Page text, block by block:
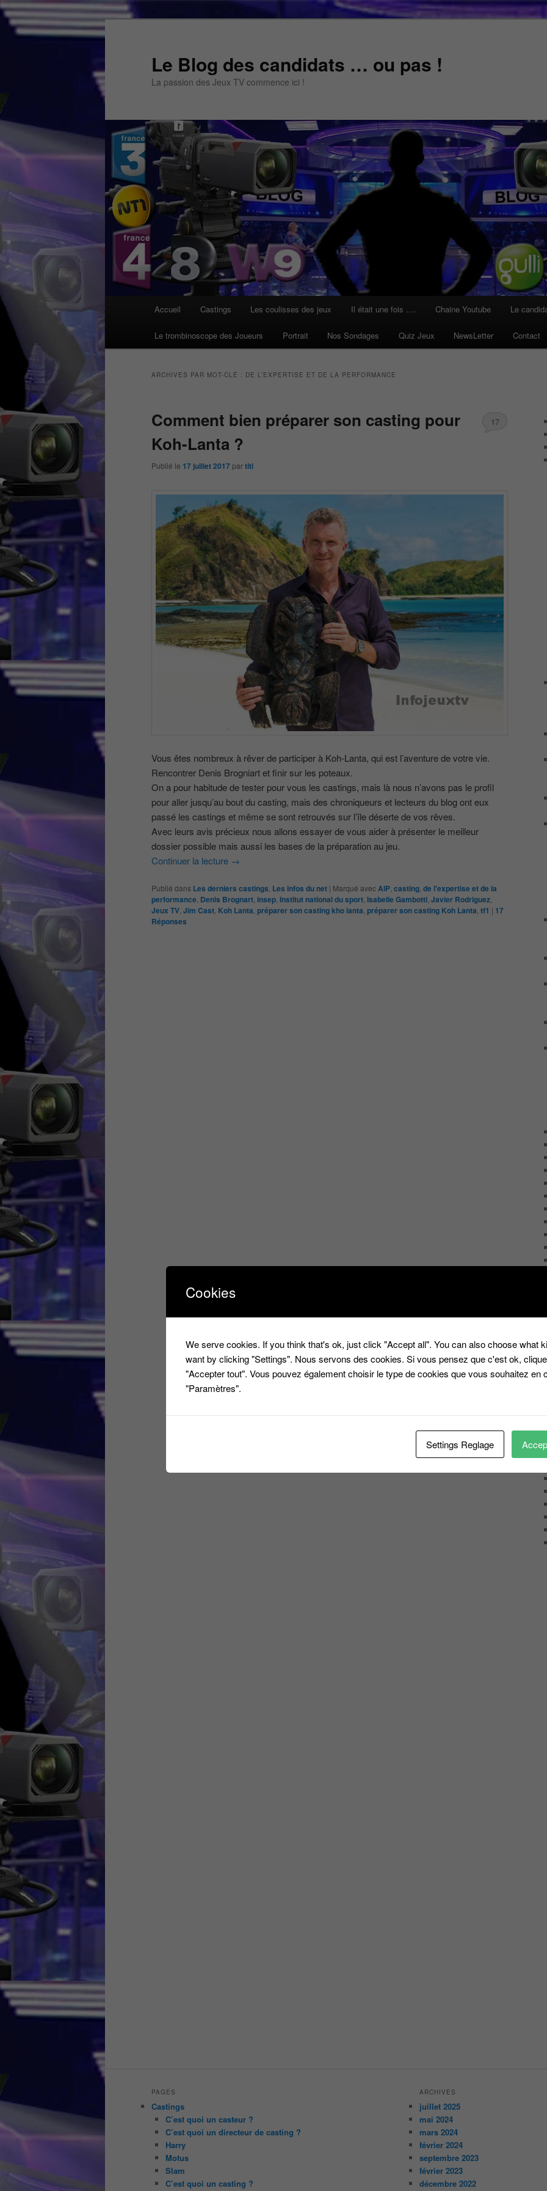
Aller
Aller
Le Blog des candidats … ou pas !
La passion des Jeux TV commence ici !
Accueil Castings Les coulisses des jeux Il était une fois …. Chaine Youtube Le
Le trombinoscope des Joueurs Portrait Nos Sondages Quiz Jeux NewsLetter Contact
ARCHIVES PAR MOT-CLÉ : DE L’EXPERTISE ET DE LA PERFORMANCE
Comment bien préparer son casting pour
Koh-Lanta ?
Publié le 17 juillet 2017 partiti
17
Vous êtes nombreux à rêver de participer à Koh-Lanta, qui est l’aventure de votre vie.
Rencontrer Denis Brogniart et finir sur les poteaux.
On a pour habitude de tester pour vous les castings, mais là nous n’avons pas le profil
pour aller jusqu’au bout du casting, mais des chroniqueurs et lecteurs du blog ont eux
passé les castings et même se sont retrouvés sur l’île déserte de vos rêves.
Avec leurs avis précieux nous allons essayer de vous aider à présenter le meilleur
dossier possible mais aussi les bases de la préparation au jeu.
Continuer la lecture →
Publié dans Les derniers castings Les infos du net | Marqué avecAlP casting de l'expertise et de la
performance Denis Brognart insep Institut national du sport Isabelle Gambotti Javier Rodriguez
Jeux TV Jim Cast Koh Lanta préparer son casting kho lanta préparer son casting Koh Lanta tf1 | 17
Réponses
PAGES
Castings
C’est quoi un casteur ?
C’est quoi un directeur de casting ?
Harry
Motus
Slam
C’est quoi un casting ?
ARCHIVES
juillet 2025
mai 2024
mars 2024
février 2024
septembre 2023
février 2023
décembre 2022
Cookies
We serve cookies. If you think that's ok, just click "Accept all". You can also choose what
want by clicking "Settings". Nous servons des cookies. Si vous pensez que c'est ok,
"Accepter tout". Vous pouvez également choisir le type de cookies que vous souhaitez en
"Paramètres".
Settings Reglage